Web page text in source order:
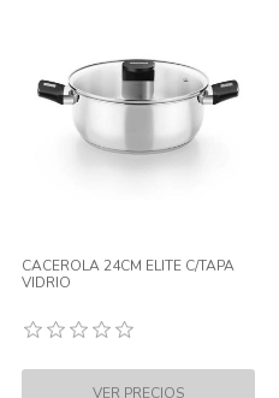
CACEROLA 24CM ELITE C/TAPA
VIDRIO